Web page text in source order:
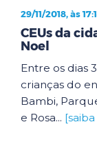
29/11/2018, às
CEUs da
Noel
Entre os dias
crianças do
Bambi,
e Rosa...